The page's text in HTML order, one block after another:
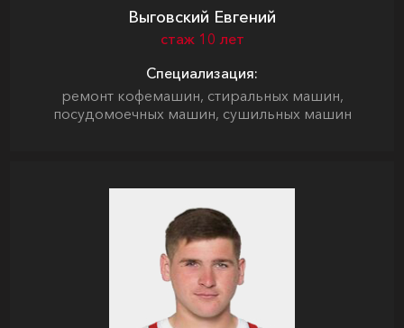
Выговский Евгений
стаж 10 лет
Специализация:
ремонт кофемашин, стиральных машин,
посудомоечных машин, сушильных машин